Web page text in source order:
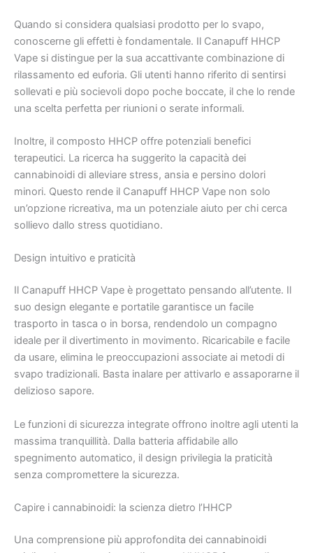
Quando si considera qualsiasi prodotto per lo svapo,
conoscerne gli effetti è fondamentale. Il Canapuff HHCP
Vape si distingue per la sua accattivante combinazione di
rilassamento ed euforia. Gli utenti hanno riferito di sentirsi
sollevati e più socievoli dopo poche boccate, il che lo rende
una scelta perfetta per riunioni o serate informali.
Inoltre, il composto HHCP offre potenziali benefici
terapeutici. La ricerca ha suggerito la capacità dei
cannabinoidi di alleviare stress, ansia e persino dolori
minori. Questo rende il Canapuff HHCP Vape non solo
un’opzione ricreativa, ma un potenziale aiuto per chi cerca
sollievo dallo stress quotidiano.
Design intuitivo e praticità
Il Canapuff HHCP Vape è progettato pensando all’utente. Il
suo design elegante e portatile garantisce un facile
trasporto in tasca o in borsa, rendendolo un compagno
ideale per il divertimento in movimento. Ricaricabile e facile
da usare, elimina le preoccupazioni associate ai metodi di
svapo tradizionali. Basta inalare per attivarlo e assaporarne il
delizioso sapore.
Le funzioni di sicurezza integrate offrono inoltre agli utenti la
massima tranquillità. Dalla batteria affidabile allo
spegnimento automatico, il design privilegia la praticità
senza compromettere la sicurezza.
Capire i cannabinoidi: la scienza dietro l’HHCP
Una comprensione più approfondita dei cannabinoidi